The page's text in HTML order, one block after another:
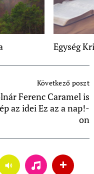
Egység
Következő poszt
Ferenc Caramel is
az idei Ez az a nap!-
on